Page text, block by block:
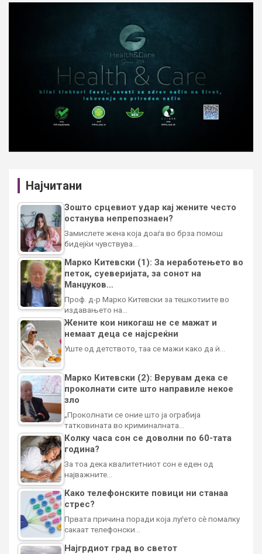
Најчитани
Зошто срцевиот удар кај жените често
останува непрепознаен?
Замислете жена која доаѓа во брза помош
бидејќи чувствува…
Марко Китевски (1): За неработењето во
петок, суеверијата, за сонот на
Манџуков…
Проф. д-р Марко Китевски за тешкотиите во
издавањето на…
Жените кои никогаш не се мажат и
немаат деца се најсреќни
Уште од детството, таа се мажи како да ѝ…
Марко Китевски (2): Верувам дека се
проколнати сите што направиле некое
зло
„Проколнати се оние што ја ограбија
татковината во криминалната…
Колку часа сон се доволни по 60-тата
година?
За тоа дека квалитетниот сон е еден од
најважните…
Како телефонските повици ни станаа
стрес?
Првата причина поради која луѓето сè помалку
сакаат телефонски…
Најгрдиот град во светот